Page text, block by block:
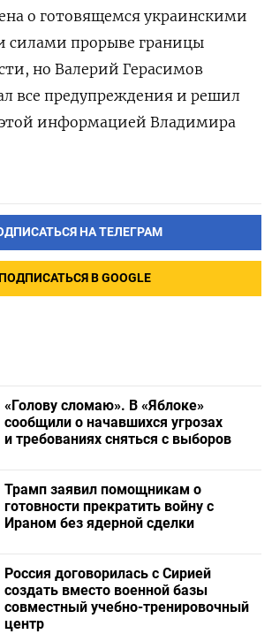
о готовящемся украинскими
прорыве границы
но Валерий Герасимов
все предупреждения и решил
этой информацией Владимира
НА ТЕЛЕГРАМ
В GOOGLE
«Голову сломаю». В «Яблоке»
сообщили о начавшихся угрозах
и требованиях сняться с выборов
Трамп заявил помощникам о
готовности прекратить войну с
Ираном без ядерной сделки
Россия договорилась с Сирией
создать вместо военной базы
совместный учебно-тренировочный
центр